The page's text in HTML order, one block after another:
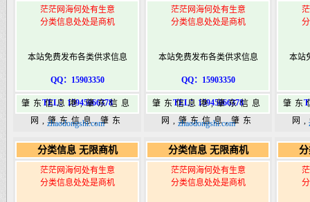
茫茫网海何处有生意
分类信息处处是商机
本站免费发布各类供求信息
QQ：15903350
TEL：15945066378
肇东信息港,肇东信息
网,肇东信息,肇东
港|www.zhaodongshi.com
zhaodongshi.com
茫茫网海何处有生意
分类信息处处是商机
本站免费发布各类供求信息
QQ：15903350
TEL：15945066378
肇东信息港,肇东信息
网,肇东信息,肇东
港|www.zhaodongshi.com
zhaodongshi.com
本站
肇东
网
港
分类信息 无限商机
茫茫网海何处有生意
分类信息处处是商机
分类信息 无限商机
茫茫网海何处有生意
分类信息处处是商机